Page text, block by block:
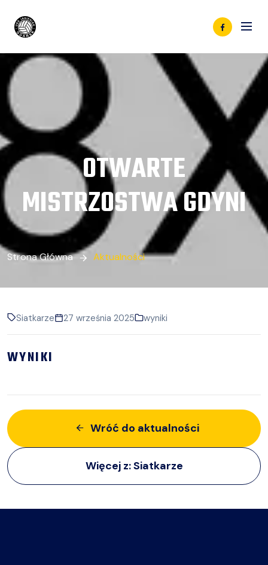
OTWARTE
MISTRZOSTWA GDYNI
Strona Główna Aktualności
Siatkarze 27 września 2025 wyniki
WYNIKI
Wróć do aktualności
Więcej z:Siatkarze